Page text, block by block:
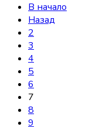
В начало
Назад
2
3
4
5
6
7
8
9